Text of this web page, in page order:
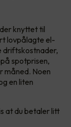
knyttet til
lovpålagte el-
driftskostnader,
spotprisen,
måned. Noen
en liten
at du betaler litt